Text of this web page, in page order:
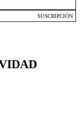
SUSCRIPCIÓN